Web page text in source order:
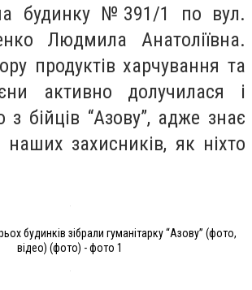
будинку №391/1 по вул.
Людмила Анатоліївна.
продуктів харчування та
активно долучилася і
бійців “Азову”, адже знає
захисників, як ніхто
будинків зібрали гуманітарку “Азову” (фото,
відео) (фото) - фото 1